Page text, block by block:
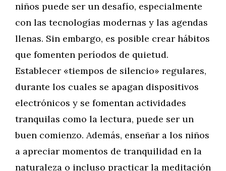
niños puede ser un desafío, especialmente
con las tecnologías modernas y las agendas
llenas. Sin embargo, es posible crear hábitos
que fomenten períodos de quietud.
Establecer «tiempos de silencio» regulares,
durante los cuales se apagan dispositivos
electrónicos y se fomentan actividades
tranquilas como la lectura, puede ser un
buen comienzo. Además, enseñar a los niños
a apreciar momentos de tranquilidad en la
naturaleza o incluso practicar la meditación